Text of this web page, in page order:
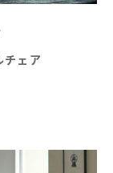
ェア